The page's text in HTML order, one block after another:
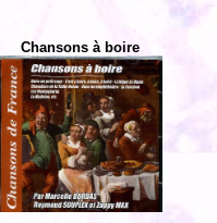
Chansons à boire